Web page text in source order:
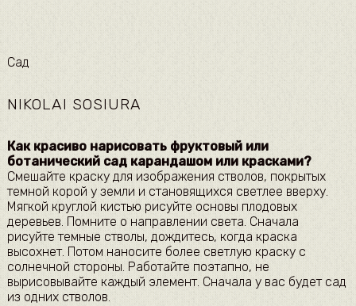
​Сад​
NIKOLAI SOSIURA
​Как красиво нарисовать фруктовый или
ботанический сад карандашом или красками?​​
Смешайте краску для изображения стволов, покрытых
темной корой у земли и становящихся светлее вверху.
Мягкой круглой кистью рисуйте основы плодовых
деревьев. Помните о направлении света. Сначала
рисуйте темные стволы, дождитесь, когда краска
высохнет. Потом наносите более светлую краску с
солнечной стороны. Работайте поэтапно, не
вырисовывайте каждый элемент. Сначала у вас будет сад
из одних стволов.​